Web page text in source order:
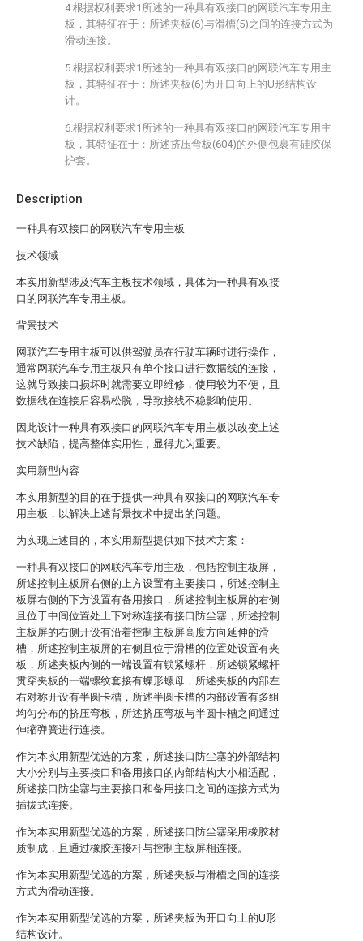
Description
一种具有双接口的网联汽车专用主板
技术领域
本实用新型涉及汽车主板技术领域，具体为一种具有双接
口的网联汽车专用主板。
背景技术
网联汽车专用主板可以供驾驶员在行驶车辆时进行操作，
通常网联汽车专用主板只有单个接口进行数据线的连接，
这就导致接口损坏时就需要立即维修，使用较为不便，且
数据线在连接后容易松脱，导致接线不稳影响使用。
因此设计一种具有双接口的网联汽车专用主板以改变上述
技术缺陷，提高整体实用性，显得尤为重要。
实用新型内容
本实用新型的目的在于提供一种具有双接口的网联汽车专
用主板，以解决上述背景技术中提出的问题。
为实现上述目的，本实用新型提供如下技术方案：
一种具有双接口的网联汽车专用主板，包括控制主板屏，
所述控制主板屏右侧的上方设置有主要接口，所述控制主
板屏右侧的下方设置有备用接口，所述控制主板屏的右侧
且位于中间位置处上下对称连接有接口防尘塞，所述控制
主板屏的右侧开设有沿着控制主板屏高度方向延伸的滑
槽，所述控制主板屏的右侧且位于滑槽的位置处设置有夹
板，所述夹板内侧的一端设置有锁紧螺杆，所述锁紧螺杆
贯穿夹板的一端螺纹套接有蝶形螺母，所述夹板的内部左
右对称开设有半圆卡槽，所述半圆卡槽的内部设置有多组
均匀分布的挤压弯板，所述挤压弯板与半圆卡槽之间通过
伸缩弹簧进行连接。
作为本实用新型优选的方案，所述接口防尘塞的外部结构
大小分别与主要接口和备用接口的内部结构大小相适配，
所述接口防尘塞与主要接口和备用接口之间的连接方式为
插拔式连接。
作为本实用新型优选的方案，所述接口防尘塞采用橡胶材
质制成，且通过橡胶连接杆与控制主板屏相连接。
作为本实用新型优选的方案，所述夹板与滑槽之间的连接
方式为滑动连接。
作为本实用新型优选的方案，所述夹板为开口向上的U形
结构设计。
4.根据权利要求1所述的一种具有双接口的网联汽车专用主
板，其特征在于：所述夹板(6)与滑槽(5)之间的连接方式为
滑动连接。
5.根据权利要求1所述的一种具有双接口的网联汽车专用主
板，其特征在于：所述夹板(6)为开口向上的U形结构设
计。
6.根据权利要求1所述的一种具有双接口的网联汽车专用主
板，其特征在于：所述挤压弯板(604)的外侧包裹有硅胶保
护套。